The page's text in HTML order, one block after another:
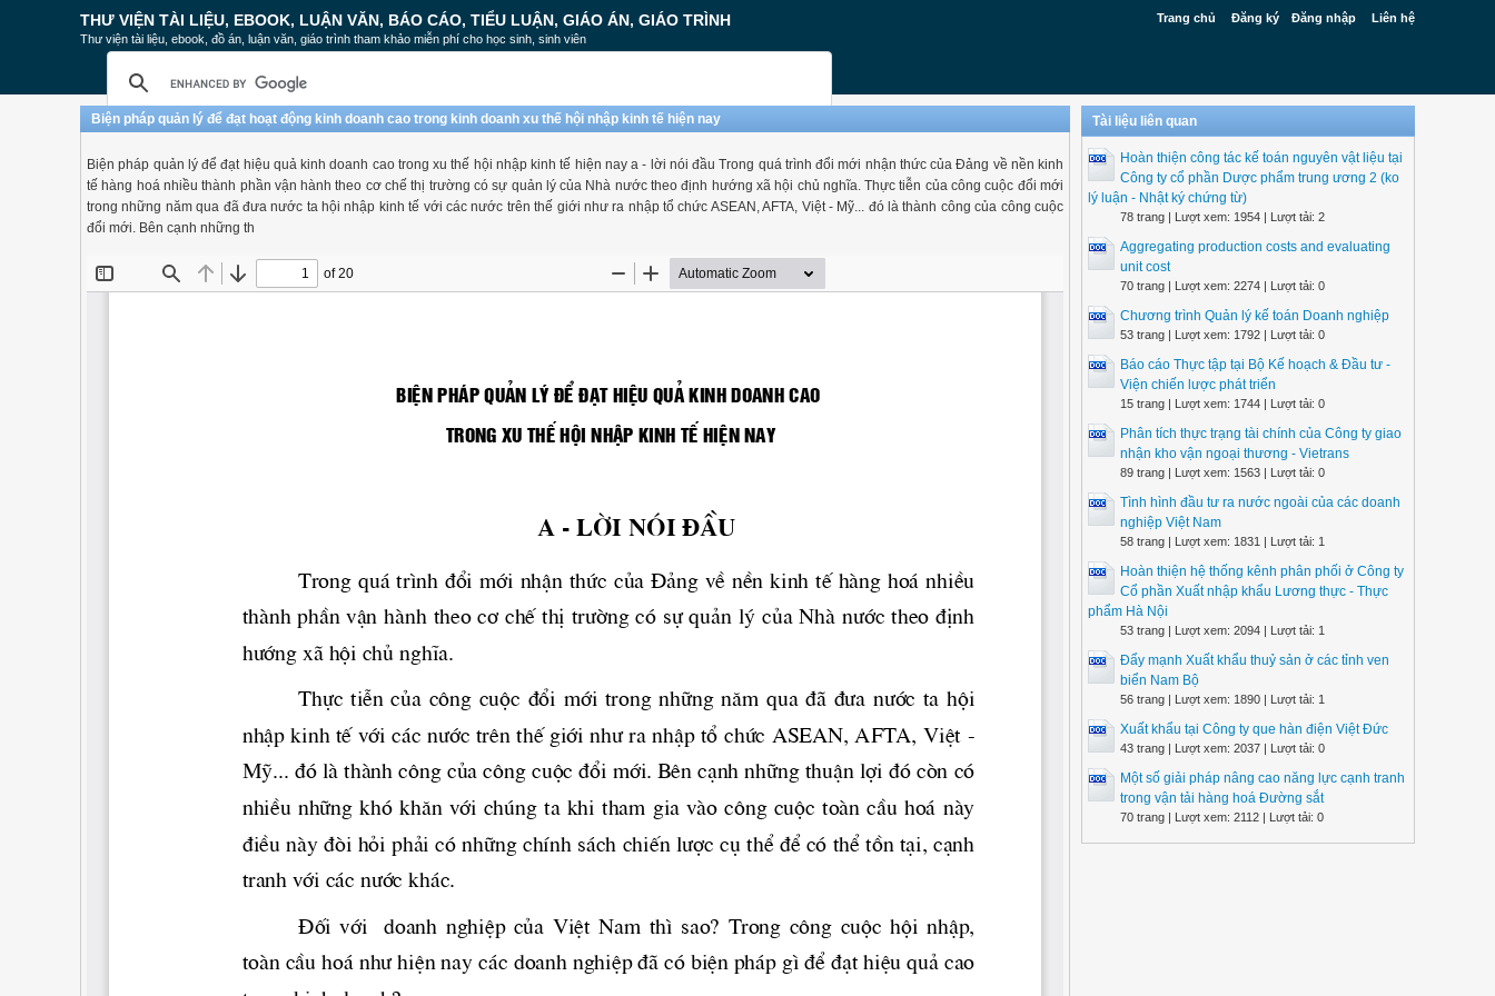
Trang chủ Đăng ký Đăng nhập Liên hệ
THƯ VIỆN TÀI LIỆU, EBOOK, LUẬN VĂN, BÁO CÁO, TIỂU LUẬN, GIÁO ÁN, GIÁO TRÌNH
Thư viện tài liệu, ebook, đồ án, luận văn, giáo trình tham khảo miễn phí cho học sinh, sinh viên
Biện pháp quản lý để đạt hoạt động kinh doanh cao trong kinh doanh xu thế hội nhập kinh tế hiện nay
Biện pháp quản lý để đạt hiệu quả kinh doanh cao trong xu thế hội nhập kinh tế hiện nay a - lời nói đầu Trong quá trình đổi mới nhận thức của Đảng về nền kinh
tế hàng hoá nhiều thành phần vận hành theo cơ chế thị trường có sự quản lý của Nhà nước theo định hướng xã hội chủ nghĩa. Thực tiễn của công cuộc đổi mới
trong những năm qua đã đưa nước ta hội nhập kinh tế với các nước trên thế giới như ra nhập tổ chức ASEAN, AFTA, Việt - Mỹ... đó là thành công của công cuộc
đổi mới. Bên cạnh những th
Tài liệu liên quan
Hoàn thiện công tác kế toán nguyên vật liệu tại
Công ty cổ phần Dược phẩm trung ương 2 (ko
lý luận - Nhật ký chứng từ)
78 trang | Lượt xem: 1954 | Lượt tải: 2
Aggregating production costs and evaluating
unit cost
70 trang | Lượt xem: 2274 | Lượt tải: 0
Chương trình Quản lý kế toán Doanh nghiệp
53 trang | Lượt xem: 1792 | Lượt tải: 0
Báo cáo Thực tập tại Bộ Kế hoạch & Đầu tư -
Viện chiến lược phát triển
15 trang | Lượt xem: 1744 | Lượt tải: 0
Phân tích thực trạng tài chính của Công ty giao
nhận kho vận ngoại thương - Vietrans
89 trang | Lượt xem: 1563 | Lượt tải: 0
Tình hình đầu tư ra nước ngoài của các doanh
nghiệp Việt Nam
58 trang | Lượt xem: 1831 | Lượt tải: 1
Hoàn thiện hệ thống kênh phân phối ở Công ty
Cổ phần Xuất nhập khẩu Lương thực - Thực
phẩm Hà Nội
53 trang | Lượt xem: 2094 | Lượt tải: 1
Đẩy mạnh Xuất khẩu thuỷ sản ở các tỉnh ven
biển Nam Bộ
56 trang | Lượt xem: 1890 | Lượt tải: 1
Xuất khẩu tại Công ty que hàn điện Việt Đức
43 trang | Lượt xem: 2037 | Lượt tải: 0
Một số giải pháp nâng cao năng lực cạnh tranh
trong vận tải hàng hoá Đường sắt
70 trang | Lượt xem: 2112 | Lượt tải: 0